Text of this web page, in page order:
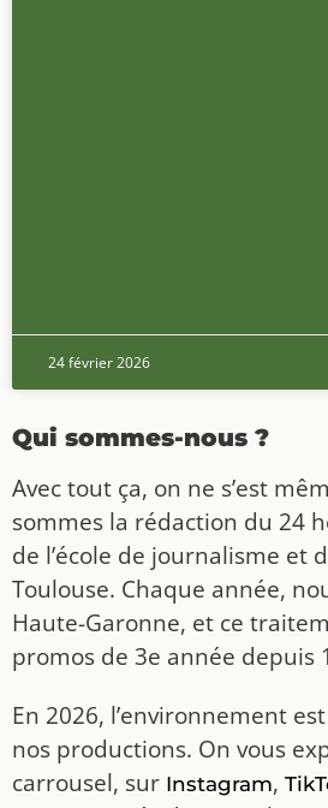
24 février 2026
Qui sommes-nous ?
Avec tout ça, on ne s’est
sommes la rédaction du 24
de l’école de journalisme et
Toulouse. Chaque année,
Haute-Garonne, et ce
promos de 3e année depuis
En 2026, l’environnement
nos productions. On vous
carrousel, sur Instagram,